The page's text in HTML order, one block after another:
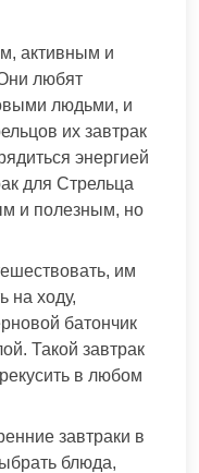
активным и
любят
людьми, и
их завтрак
энергией
для Стрельца
и полезным, но
им
на ходу,
батончик
Такой завтрак
в любом
завтраки в
блюда,